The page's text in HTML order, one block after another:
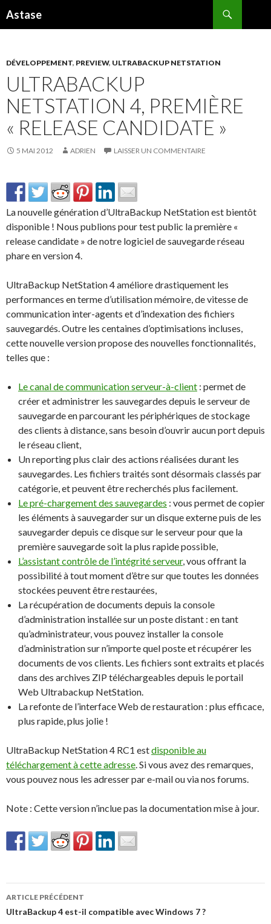
Astase
DÉVELOPPEMENT, PREVIEW, ULTRABACKUP NETSTATION
ULTRABACKUP
NETSTATION 4, PREMIÈRE
« RELEASE CANDIDATE »
5 MAI 2012 ADRIEN LAISSER UN COMMENTAIRE
La nouvelle génération d’UltraBackup NetStation est bientôt
disponible ! Nous publions pour test public la première «
release candidate » de notre logiciel de sauvegarde réseau
phare en version 4.
UltraBackup NetStation 4 améliore drastiquement les
performances en terme d’utilisation mémoire, de vitesse de
communication inter-agents et d’indexation des fichiers
sauvegardés. Outre les centaines d’optimisations incluses,
cette nouvelle version propose des nouvelles fonctionnalités,
telles que :
Le canal de communication serveur-à-client : permet de
créer et administrer les sauvegardes depuis le serveur de
sauvegarde en parcourant les périphériques de stockage
des clients à distance, sans besoin d’ouvrir aucun port depuis
le réseau client,
Un reporting plus clair des actions réalisées durant les
sauvegardes. Les fichiers traités sont désormais classés par
catégorie, et peuvent être recherchés plus facilement.
Le pré-chargement des sauvegardes : vous permet de copier
les éléments à sauvegarder sur un disque externe puis de les
sauvegarder depuis ce disque sur le serveur pour que la
première sauvegarde soit la plus rapide possible,
L’assistant contrôle de l’intégrité serveur, vous offrant la
possibilité à tout moment d’être sur que toutes les données
stockées peuvent être restaurées,
La récupération de documents depuis la console
d’administration installée sur un poste distant : en tant
qu’administrateur, vous pouvez installer la console
d’administration sur n’importe quel poste et récupérer les
documents de vos clients. Les fichiers sont extraits et placés
dans des archives ZIP téléchargeables depuis le portail
Web Ultrabackup NetStation.
La refonte de l’interface Web de restauration : plus efficace,
plus rapide, plus jolie !
UltraBackup NetStation 4 RC1 estdisponible au
téléchargement à cette adresse. Si vous avez des remarques,
vous pouvez nous les adresser par e-mail ou via nos forums.
Note : Cette version n’inclue pas la documentation mise à jour.
Navigation
des
ARTICLE PRÉCÉDENT
UltraBackup 4 est-il compatible avec Windows 7 ?